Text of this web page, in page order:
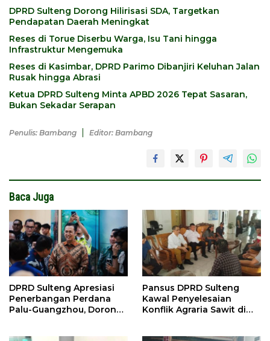
DPRD Sulteng Dorong Hilirisasi SDA, Targetkan
Pendapatan Daerah Meningkat
Reses di Torue Diserbu Warga, Isu Tani hingga
Infrastruktur Mengemuka
Reses di Kasimbar, DPRD Parimo Dibanjiri Keluhan Jalan
Rusak hingga Abrasi
Ketua DPRD Sulteng Minta APBD 2026 Tepat Sasaran,
Bukan Sekadar Serapan
Penulis: Bambang Editor: Bambang
Baca Juga
DPRD Sulteng Apresiasi
Penerbangan Perdana
Palu-Guangzhou, Dorong
Pansus DPRD Sulteng
Kawal Penyelesaian
Konflik Agraria Sawit di